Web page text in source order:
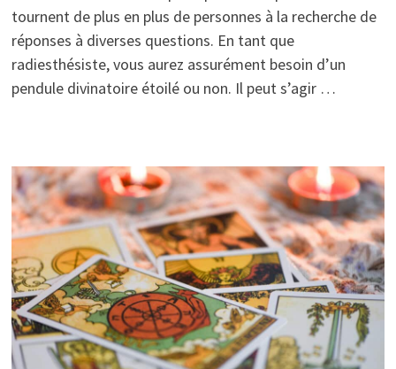
tournent de plus en plus de personnes à la recherche de
réponses à diverses questions. En tant que
radiesthésiste, vous aurez assurément besoin d’un
pendule divinatoire étoilé ou non. Il peut s’agir …